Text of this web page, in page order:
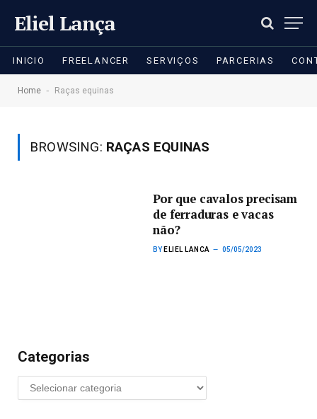
Eliel Lança
INICIO FREELANCER SERVIÇOS PARCERIAS
Home - Raças equinas
BROWSING: RAÇAS EQUINAS
Por que cavalos precisam
de ferraduras e vacas
não?
BY ELIEL LANCA 05/05/2023
Categorias